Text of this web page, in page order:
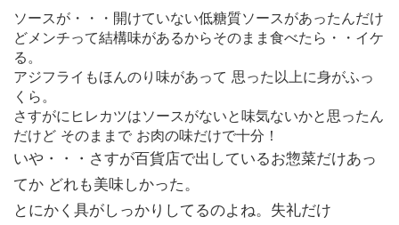
ソースが・・・開けていない低糖質ソースがあったんだけ
どメンチって結構味があるからそのまま食べたら・・イケ
る。
アジフライもほんのり味があって 思った以上に身がふっ
くら。
さすがにヒレカツはソースがないと味気ないかと思ったん
だけど そのままで お肉の味だけで十分！
いや・・・さすが百貨店で出しているお惣菜だけあっ
てか どれも美味しかった。
とにかく具がしっかりしてるのよね。失礼だけ